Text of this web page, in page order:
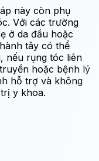
này còn phụ
. Với các trường
ở da đầu hoặc
tây có thể
nếu rụng tóc liên
hoặc bệnh lý
hỗ trợ và không
y khoa.